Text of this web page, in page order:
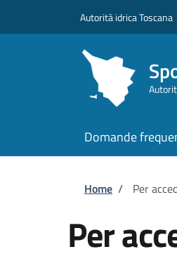
Autorità idrica Toscana
Domande
Home / Per
Per